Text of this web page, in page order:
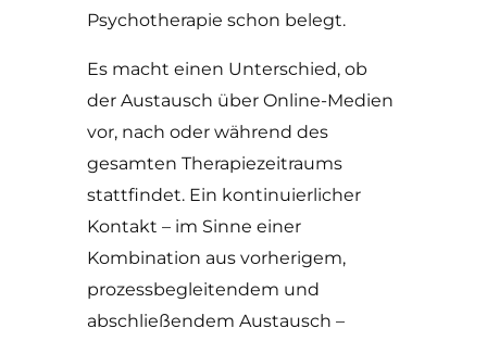
Psychotherapie schon belegt.
Es macht einen Unterschied, ob
der Austausch über Online-Medien
vor, nach oder während des
gesamten Therapiezeitraums
stattfindet. Ein kontinuierlicher
Kontakt – im Sinne einer
Kombination aus vorherigem,
prozessbegleitendem und
abschließendem Austausch –